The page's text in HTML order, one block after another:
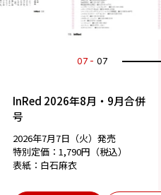
07 07
InRed 2026年8月・9月合併
号
2026年7月7日（火）発売
特別定価：1,790円（税込）
表紙：白石麻衣